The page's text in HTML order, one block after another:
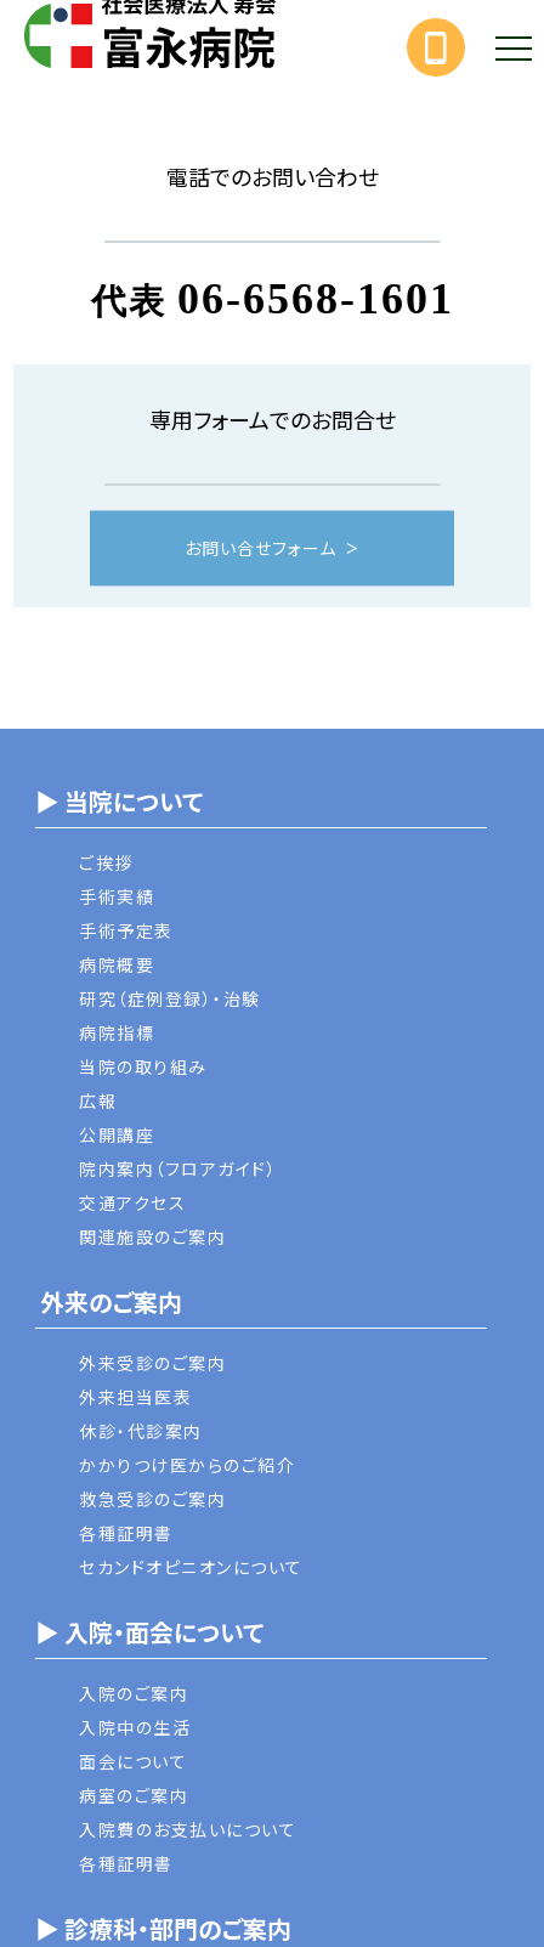
電話でのお問い合わせ
代表 06-6568-1601
専用フォームでのお問合せ
お問い合せフォーム
▶ 当院について
ご挨拶
手術実績
手術予定表
病院概要
研究（症例登録）・治験
病院指標
当院の取り組み
広報
公開講座
院内案内（フロアガイド）
交通アクセス
関連施設のご案内
外来のご案内
外来受診のご案内
外来担当医表
休診・代診案内
かかりつけ医からのご紹介
救急受診のご案内
各種証明書
セカンドオピニオンについて
▶ 入院・面会について
入院のご案内
入院中の生活
面会について
病室のご案内
入院費のお支払いについて
各種証明書
▶ 診療科・部門のご案内